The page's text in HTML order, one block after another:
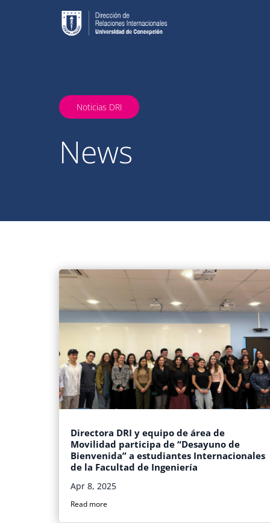
Noticias DRI
News
Directora DRI y equipo de área de
Movilidad participa de “Desayuno de
Bienvenida” a estudiantes Internacionales
de la Facultad de Ingeniería
Apr 8, 2025
Read more